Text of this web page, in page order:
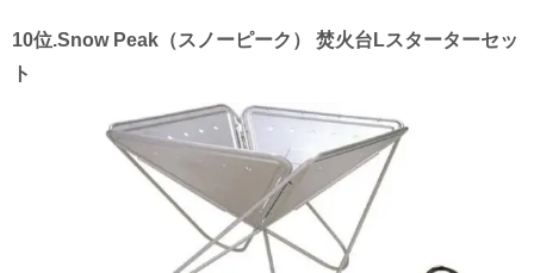
10位.Snow Peak（スノーピーク） 焚火台Lスターターセッ
ト